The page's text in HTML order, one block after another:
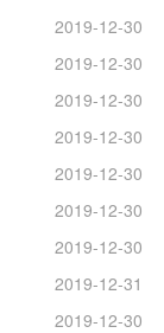
2019-12-30
2019-12-30
2019-12-30
2019-12-30
2019-12-30
2019-12-30
2019-12-30
2019-12-31
2019-12-30